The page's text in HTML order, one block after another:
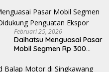
ip Sendiri, Tak Perlu Impor
Februari 25, 2026
Daihatsu Menguasai Pasar
Mobil Segmen Rp 300
Ekspor